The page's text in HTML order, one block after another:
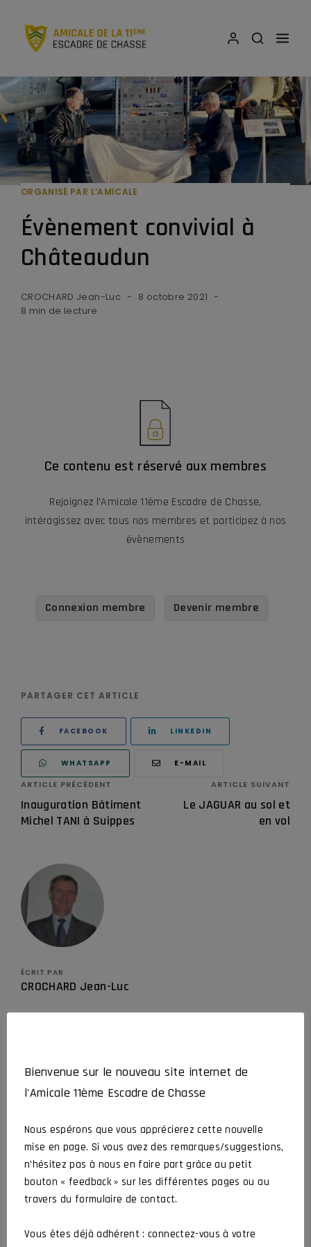
ORGANISÉ PAR L’AMICALE
Évènement convivial à
Châteaudun
CROCHARD Jean-Luc
8 octobre 2021
8 min de lecture
Ce contenu est réservé aux membres
Rejoignez l'Amicale 11ème Escadre de Chasse,
intéragissez avec tous nos membres et participez à nos
évènements
Connexion membre Devenir membre
PARTAGER CET ARTICLE
FACEBOOK LINKEDIN
WHATSAPP E-MAIL
ARTICLE PRÉCÉDENT
Inauguration Bâtiment
Michel TANI à Suippes
ARTICLE SUIVANT
Le JAGUAR au sol et
en vol
ÉCRIT PAR
CROCHARD Jean-Luc
Bienvenue sur le nouveau site internet de
l'Amicale 11ème Escadre de Chasse
Nous espérons que vous apprécierez cette nouvelle
mise en page. Si vous avez des remarques/suggestions,
n’hésitez pas à nous en faire part grâce au petit
bouton « feedback » sur les différentes pages ou au
travers du formulaire de contact.
Vous êtes déjà adhérent : connectez-vous à votre